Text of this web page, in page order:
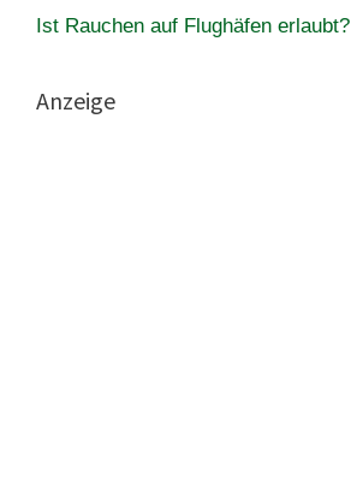
Ist Rauchen auf Flughäfen erlaubt?
Anzeige